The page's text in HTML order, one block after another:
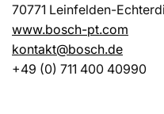
70771 Leinfelden-
www.bosch-pt.com
kontakt@bosch.de
+49 (0) 711 400 40990